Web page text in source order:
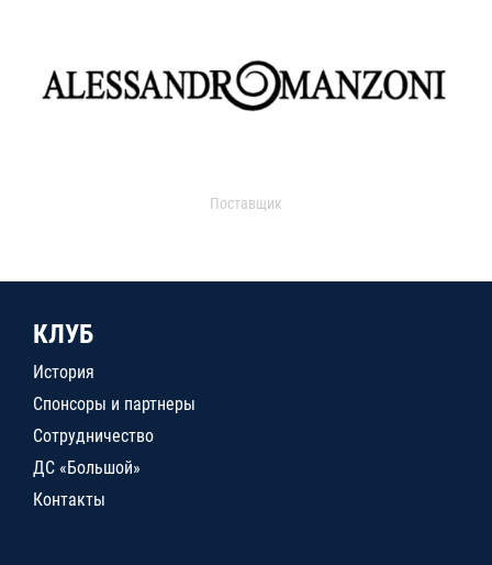
Поставщик
КЛУБ
История
Спонсоры и партнеры
Сотрудничество
ДС «Большой»
Контакты